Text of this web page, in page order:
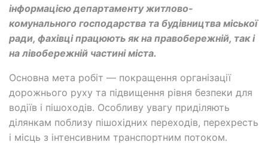
інформацією департаменту житлово-
комунального господарства та будівництва міської
ради, фахівці працюють як на правобережній, так і
на лівобережній частині міста.
Основна мета робіт — покращення організації
дорожнього руху та підвищення рівня безпеки для
водіїв і пішоходів. Особливу увагу приділяють
ділянкам поблизу пішохідних переходів, перехресть
і місць з інтенсивним транспортним потоком.